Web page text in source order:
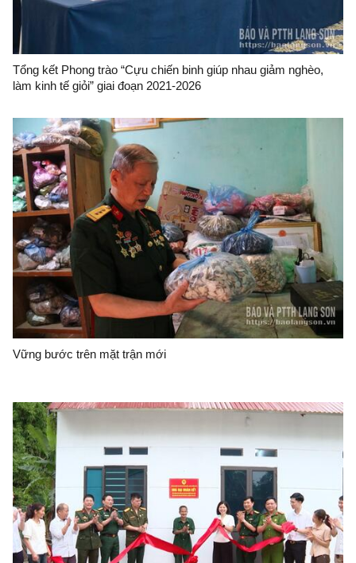
Tổng kết Phong trào “Cựu chiến binh giúp nhau giảm nghèo,
làm kinh tế giỏi” giai đoạn 2021-2026
Vững bước trên mặt trận mới